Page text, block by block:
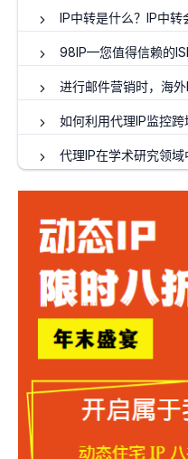
IP中转是什么？IP中
98IP—您值得信赖的
进行邮件营销时，海外
如何利用代理IP监控跨
代理IP在学术研究领